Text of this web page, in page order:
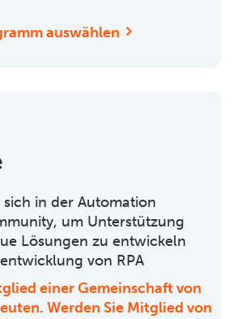
auswählen
sich in der Automation
um Unterstützung
Lösungen zu entwickeln
von RPA
einer Gemeinschaft von
Werden Sie Mitglied von